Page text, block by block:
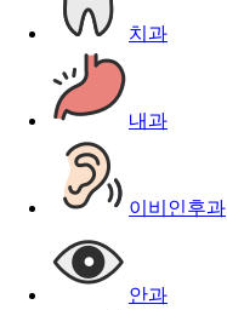
치과
내과
이비인후과
안과